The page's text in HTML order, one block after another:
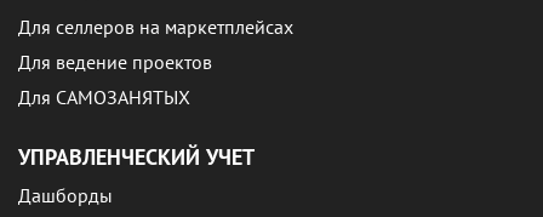
Для селлеров на маркетплейсах
Для ведение проектов
Для САМОЗАНЯТЫХ
УПРАВЛЕНЧЕСКИЙ УЧЕТ
Дашборды